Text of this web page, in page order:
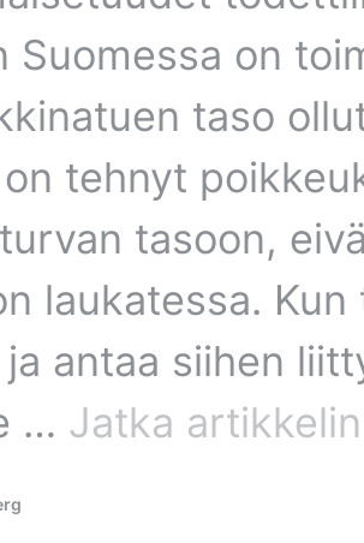
Suomessa on
taso
tehnyt
tasoon,
laukatessa.
antaa siihen
… Jatka